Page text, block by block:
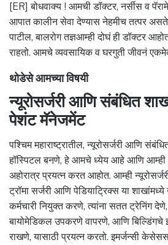
[ER] बोधवाक्य ! आमची डॉक्टर, नर्सीस व
आपात कालीन सेवा देण्यास नेहमीच तत्पर
पाटील, बालरोग तज्ञआम्ही दोघं ही डॉक्टर
राहतो. आमचे व्यवसायिक व घरगुती जीवनं
थोडेसे आमच्या विषयी
न्यूरोसर्जरी आणि संबंधित
पेशंट मॅनेजमेंट
पश्चिम महाराष्ट्रातील, न्यूरोसर्जरी आणि
हॉस्पिटल बनणे, हे आमचे ध्येय आहे आणि आम्ही
अहोरात्र प्रयत्न करत आहोत. आम्ही
ट्रॉमा सर्जरी आणि पेडियाट्रिक्स या
कर्मचारी नियुक्त करणे, त्यांना सतत ट्रेनिंग
बायोमेडिकल उपकरणे वापरणे, आणि बिल्डिंगचे
राखणे, यासाठी प्रयत्न करतो. इमर्जन्सी